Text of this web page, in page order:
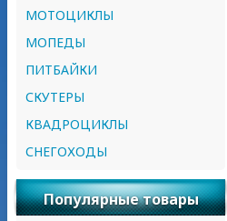
МОТОЦИКЛЫ
МОПЕДЫ
ПИТБАЙКИ
СКУТЕРЫ
КВАДРОЦИКЛЫ
СНЕГОХОДЫ
Популярные товары